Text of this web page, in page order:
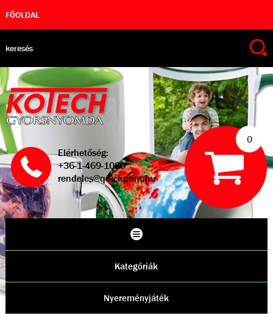
FŐOLDAL
Elérhetőség:
+36-1-469-1060
rendeles@quickprint.hu
0
Kategóriák
Nyereményjáték